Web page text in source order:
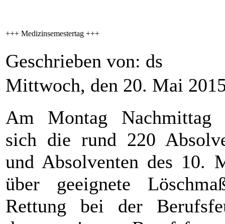
+++ Medizinsemestertag +++
Geschrieben von: ds
Mittwoch, den 20. Mai
Am Montag Nachmittag
sich die rund 220
und Absolventen des 10.
über geeignete
Rettung bei der